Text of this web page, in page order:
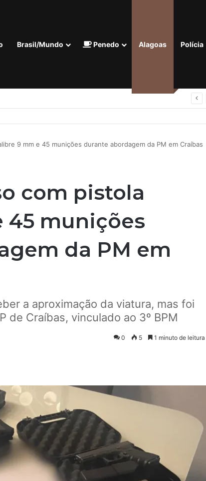
Brasil/Mundo Penedo Alagoas Polícia
nora termina com registro de lesão corporal em Penedo
9 mm e 45 munições durante abordagem da PM em Craíbas
com pistola
45 munições
da PM em
a aproximação da viatura, mas foi
de Craíbas, vinculado ao 3º BPM
0 5 1 minuto de leitura